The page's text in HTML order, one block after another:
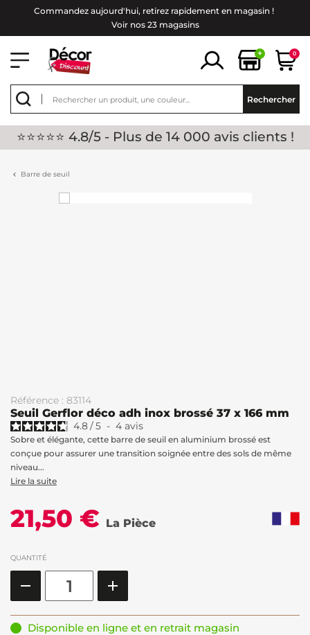
Commandez aujourd'hui, retirez rapidement en magasin !
Voir nos 23 magasins
+ 0
Rechercher
⭐⭐⭐⭐⭐ 4.8/5 - Plus de 14 000 avis clients !
Barre de seuil
Référence : 83114
Seuil Gerflor déco adh inox brossé 37 x 166 mm
4.8/5 - 4 avis
Sobre et élégante, cette barre de seuil en aluminium brossé est
conçue pour assurer une transition soignée entre des sols de même
niveau...
Lire la suite
21,50 € La Pièce
QUANTITÉ
Disponible en ligne et en retrait magasin